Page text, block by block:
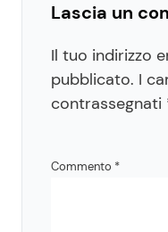
Lascia un
Il tuo indirizzo
pubblicato. I
contrassegnati
Commento *